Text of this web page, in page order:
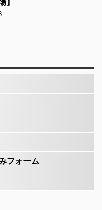
フォーム